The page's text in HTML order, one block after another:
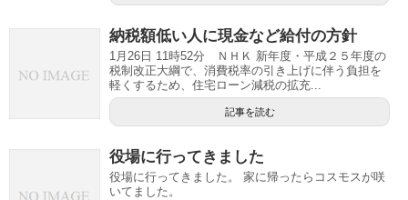
納税額低い人に現金など給付の方針
1月26日 11時52分 ＮＨＫ 新年度・平成２５年度の
税制改正大綱で、消費税率の引き上げに伴う負担を
軽くするため、住宅ローン減税の拡充...
記事を読む
役場に行ってきました
役場に行ってきました。 家に帰ったらコスモスが咲
いてました。